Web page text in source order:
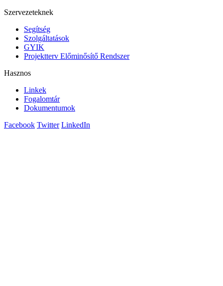
Szervezeteknek
Segítség
Szolgáltatások
GYIK
Projektterv Előminősítő Rendszer
Hasznos
Linkek
Fogalomtár
Dokumentumok
Facebook Twitter LinkedIn